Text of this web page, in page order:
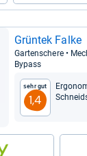
Grün­tek Falke
Gar­ten­schere •
Bypass
Sehr gut
1,4